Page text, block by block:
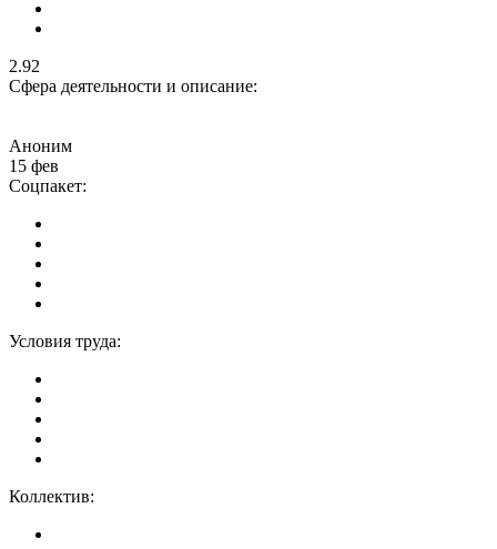
2.92
Сфера деятельности и описание:
Аноним
15 фев
Соцпакет:
Условия труда:
Коллектив: